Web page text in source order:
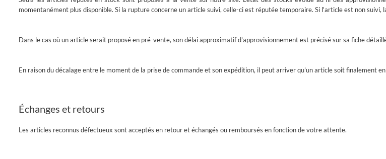
momentanément plus disponible. Si la rupture concerne un article suivi, celle-ci est réputée temporaire. Si l'article est non
Dans le cas où un article serait proposé en pré-vente, son délai approximatif d'approvisionnement est précisé sur sa fiche
En raison du décalage entre le moment de la prise de commande et son expédition, il peut arriver qu'un article soit finalement
Échanges et retours
Les articles reconnus défectueux sont acceptés en retour et échangés ou remboursés en fonction de votre attente.